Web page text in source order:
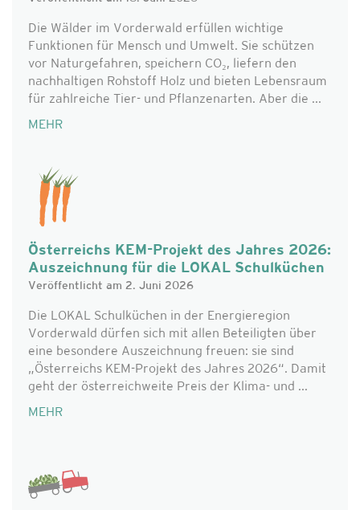
Die Wälder im Vorderwald erfüllen wichtige
Funktionen für Mensch und Umwelt. Sie schützen
vor Naturgefahren, speichern CO₂, liefern den
nachhaltigen Rohstoff Holz und bieten Lebensraum
für zahlreiche Tier- und Pflanzenarten. Aber die ...
MEHR
Österreichs KEM-Projekt des Jahres 2026:
Auszeichnung für die LOKAL Schulküchen
Veröffentlicht am 2. Juni 2026
Die LOKAL Schulküchen in der Energieregion
Vorderwald dürfen sich mit allen Beteiligten über
eine besondere Auszeichnung freuen: sie sind
„Österreichs KEM-Projekt des Jahres 2026“. Damit
geht der österreichweite Preis der Klima- und ...
MEHR